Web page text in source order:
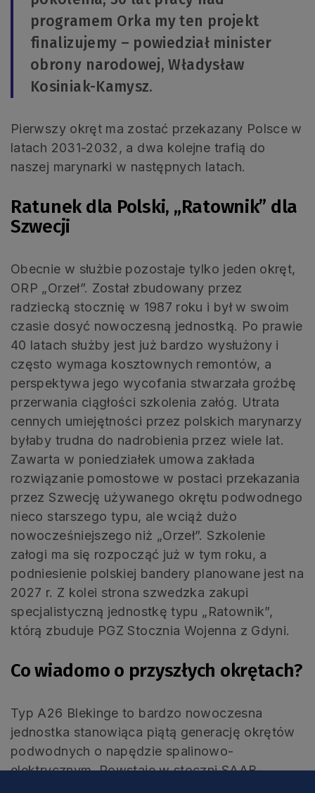
programem Orka my ten projekt
finalizujemy – powiedział minister
obrony narodowej, Władysław
Kosiniak-Kamysz.
Pierwszy okręt ma zostać przekazany Polsce w
latach 2031-2032, a dwa kolejne trafią do
naszej marynarki w następnych latach.
Ratunek dla Polski, „Ratownik” dla
Szwecji
Obecnie w służbie pozostaje tylko jeden okręt,
ORP „Orzeł”. Został zbudowany przez
radziecką stocznię w 1987 roku i był w swoim
czasie dosyć nowoczesną jednostką. Po prawie
40 latach służby jest już bardzo wysłużony i
często wymaga kosztownych remontów, a
perspektywa jego wycofania stwarzała groźbę
przerwania ciągłości szkolenia załóg. Utrata
cennych umiejętności przez polskich marynarzy
byłaby trudna do nadrobienia przez wiele lat.
Zawarta w poniedziałek umowa zakłada
rozwiązanie pomostowe w postaci przekazania
przez Szwecję używanego okrętu podwodnego
nieco starszego typu, ale wciąż dużo
nowocześniejszego niż „Orzeł”. Szkolenie
załogi ma się rozpocząć już w tym roku, a
podniesienie polskiej bandery planowane jest na
2027 r. Z kolei strona szwedzka zakupi
specjalistyczną jednostkę typu „Ratownik”,
którą zbuduje PGZ Stocznia Wojenna z Gdyni.
Co wiadomo o przyszłych okrętach?
Typ A26 Blekinge to bardzo nowoczesna
jednostka stanowiąca piątą generację okrętów
podwodnych o napędzie spalinowo-
elektrycznym. Powstaje w stoczni SAAB-